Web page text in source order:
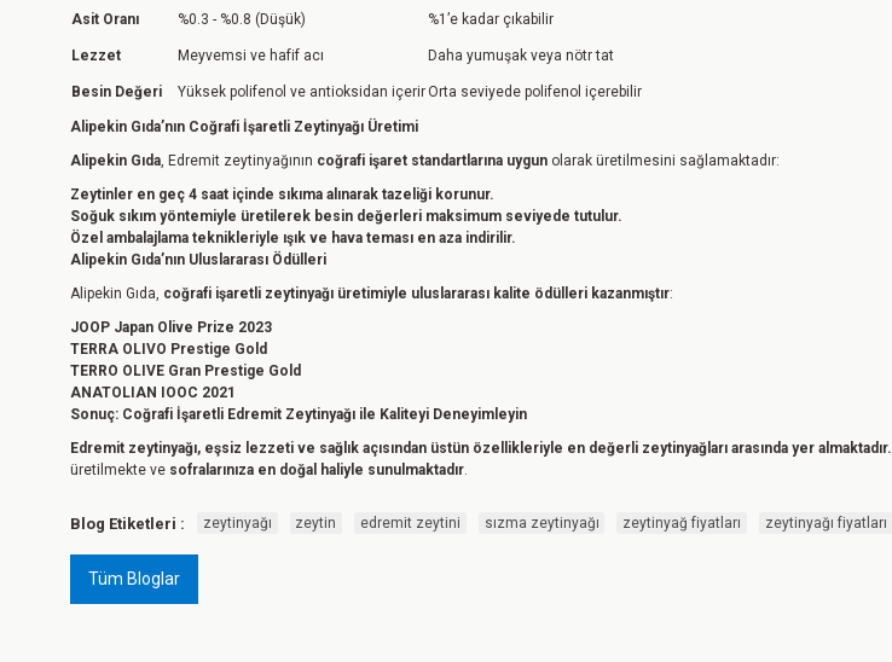
Asit Oranı %0.3 - %0.8 (Düşük) %1’e kadar çıkabilir
Lezzet Meyvemsi ve hafif acı Daha yumuşak veya nötr tat
Besin Değeri Yüksek polifenol ve antioksidan içerirOrta seviyede polifenol içerebilir
Alipekin Gıda’nın Coğrafi İşaretli Zeytinyağı Üretimi
Alipekin Gıda, Edremit zeytinyağının coğrafi işaret standartlarına uygun olarak üretilmesini sağlamaktadır:
Zeytinler en geç 4 saat içinde sıkıma alınarak tazeliği korunur.
Soğuk sıkım yöntemiyle üretilerek besin değerleri maksimum seviyede tutulur.
Özel ambalajlama teknikleriyle ışık ve hava teması en aza indirilir.
Alipekin Gıda’nın Uluslararası Ödülleri
Alipekin Gıda, coğrafi işaretli zeytinyağı üretimiyle uluslararası kalite ödülleri kazanmıştır:
JOOP Japan Olive Prize 2023
TERRA OLIVO Prestige Gold
TERRO OLIVE Gran Prestige Gold
ANATOLIAN IOOC 2021
Sonuç: Coğrafi İşaretli Edremit Zeytinyağı ile Kaliteyi Deneyimleyin
Edremit zeytinyağı, eşsiz lezzeti ve sağlık açısından üstün özellikleriyle en değerli zeytinyağları arasında yer almaktadır.
üretilmekte ve sofralarınıza en doğal haliyle sunulmaktadır.
Blog Etiketleri : zeytinyağı zeytin edremit zeytini sızma zeytinyağı zeytinyağ fiyatları zeytinyağı fiyatları
Tüm Bloglar